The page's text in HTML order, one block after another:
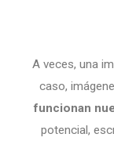
A veces, una
caso,
funcionan
potencial,